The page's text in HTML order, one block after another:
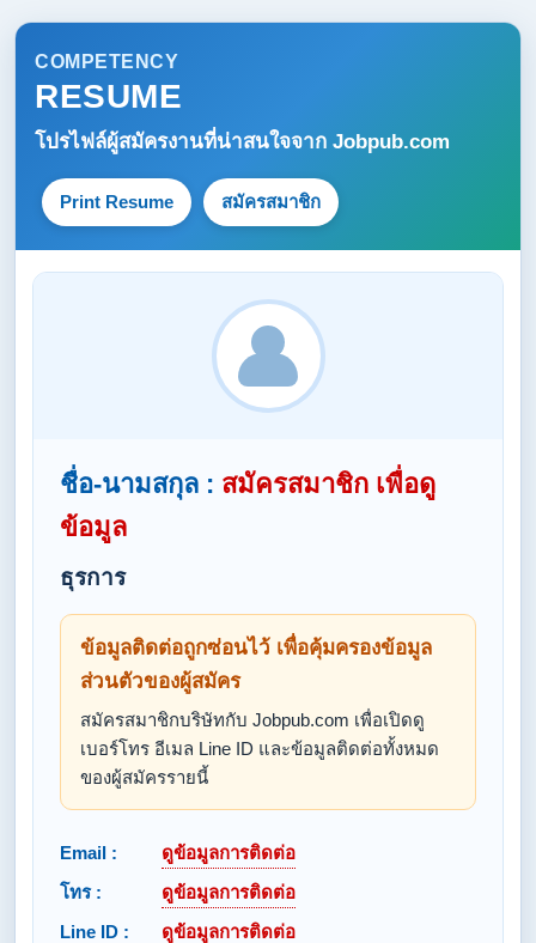
COMPETENCY
RESUME
โปรไฟล์ผู้สมัครงานที่น่าสนใจจาก Jobpub.com
Print Resume สมัครสมาชิก
ชื่อ-นามสกุล : สมัครสมาชิก เพื่อดู
ข้อมูล
ธุรการ
ข้อมูลติดต่อถูกซ่อนไว้ เพื่อคุ้มครองข้อมูล
ส่วนตัวของผู้สมัคร
สมัครสมาชิกบริษัทกับ Jobpub.com เพื่อเปิดดู
เบอร์โทร อีเมล Line ID และข้อมูลติดต่อทั้งหมด
ของผู้สมัครรายนี้
Email :
ดูข้อมูลการติดต่อ
โทร :
ดูข้อมูลการติดต่อ
Line ID :
ดูข้อมูลการติดต่อ